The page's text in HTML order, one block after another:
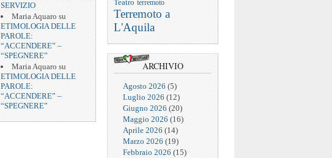
SERVIZIO
Maria Aquaro su
ETIMOLOGIA DELLE
PAROLE:
“ACCENDERE” –
“SPEGNERE”
Maria Aquaro su
ETIMOLOGIA DELLE
PAROLE:
“ACCENDERE” –
“SPEGNERE”
Teatro terremoto
Terremoto a
L'Aquila
ARCHIVIO
Agosto 2026 (5)
Luglio 2026 (12)
Giugno 2026 (20)
Maggio 2026 (16)
Aprile 2026 (14)
Marzo 2026 (19)
Febbraio 2026 (15)